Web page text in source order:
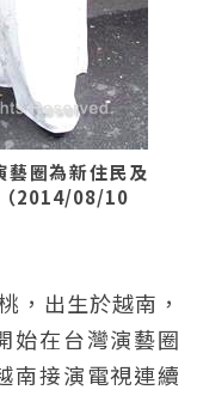
藝圈為新住民及
（2014/08/10
，出生於越南，
始在台灣演藝圈
南接演電視連續